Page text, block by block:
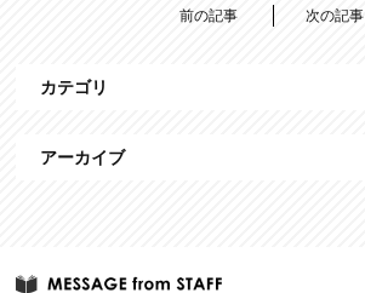
前の記事 次の記事
カテゴリ
アーカイブ